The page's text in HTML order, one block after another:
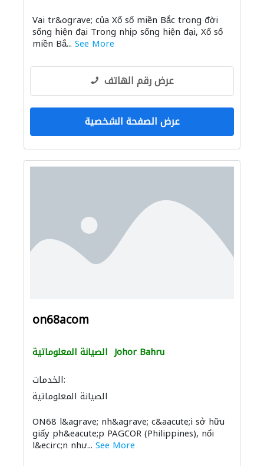
Vai tr&ograve; của Xổ số miền Bắc trong đời
sống hiện đại Trong nhịp sống hiện đại, Xổ số
miền Bắ... See More
عرض رقم الهاتف
عرض الصفحة الشخصية
on68acom
الصيانة المعلوماتية Johor Bahru
الخدمات:
الصيانة المعلوماتية
ON68 l&agrave; nh&agrave; c&aacute;i sở hữu
giấy ph&eacute;p PAGCOR (Philippines), nổi
l&ecirc;n như... See More